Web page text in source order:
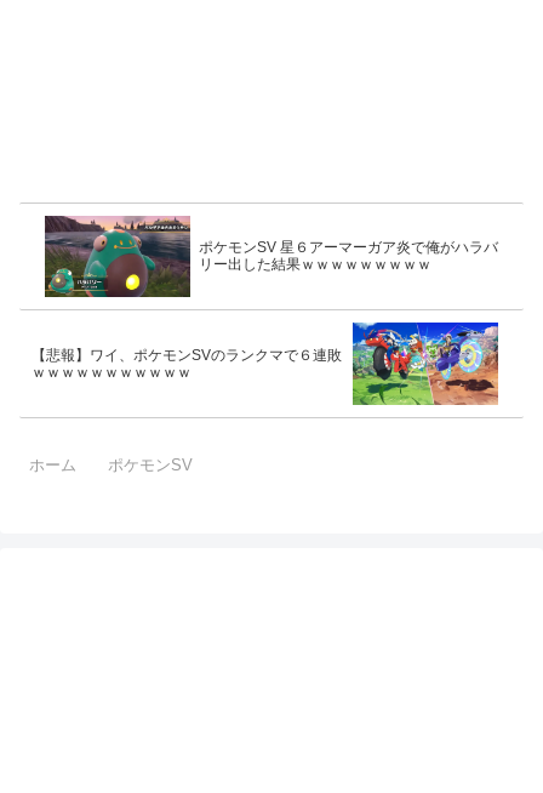
ポケモンSV 星６アーマーガア炎で俺がハラバ
リー出した結果ｗｗｗｗｗｗｗｗｗ
【悲報】ワイ、ポケモンSVのランクマで６連敗
ｗｗｗｗｗｗｗｗｗｗｗ
ホーム ポケモンSV